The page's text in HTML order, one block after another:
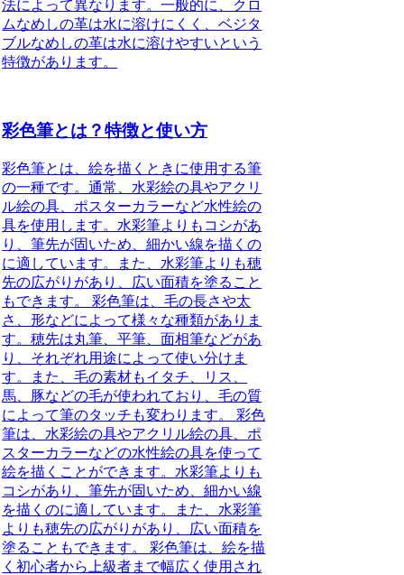
法によって異なります。一般的に、クロ
ムなめしの革は水に溶けにくく、ベジタ
ブルなめしの革は水に溶けやすいという
特徴があります。
彩色筆とは？特徴と使い方
彩色筆とは、絵を描くときに使用する筆
の一種です。通常、水彩絵の具やアクリ
ル絵の具、ポスターカラーなど水性絵の
具を使用します。水彩筆よりもコシがあ
り、筆先が固いため、細かい線を描くの
に適しています。また、水彩筆よりも穂
先の広がりがあり、広い面積を塗ること
もできます。 彩色筆は、毛の長さや太
さ、形などによって様々な種類がありま
す。穂先は丸筆、平筆、面相筆などがあ
り、それぞれ用途によって使い分けま
す。また、毛の素材もイタチ、リス、
馬、豚などの毛が使われており、毛の質
によって筆のタッチも変わります。 彩色
筆は、水彩絵の具やアクリル絵の具、ポ
スターカラーなどの水性絵の具を使って
絵を描くことができます。水彩筆よりも
コシがあり、筆先が固いため、細かい線
を描くのに適しています。また、水彩筆
よりも穂先の広がりがあり、広い面積を
塗ることもできます。 彩色筆は、絵を描
く初心者から上級者まで幅広く使用され